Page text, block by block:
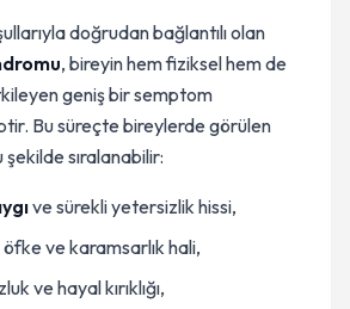
doğrudan bağlantılı olan
, bireyin hem fiziksel hem de
geniş bir semptom
Bu süreçte bireylerde görülen
sıralanabilir:
ve sürekli yetersizlik hissi,
öfke ve karamsarlık hali,
ve hayal kırıklığı,